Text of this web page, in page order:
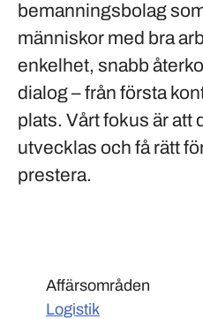
bemanningsbolag
människor med bra
enkelhet, snabb
dialog – från första
plats. Vårt fokus är att
utvecklas och få rätt
prestera.
Affärsområden
Logistik